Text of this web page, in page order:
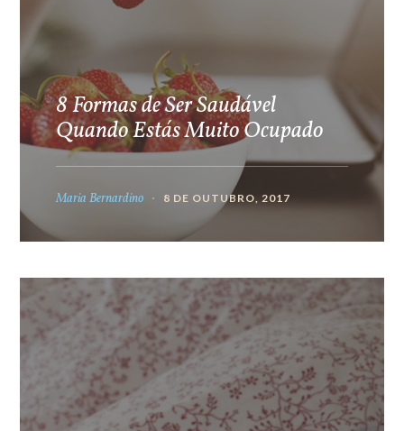
8 Formas de Ser Saudável
Quando Estás Muito Ocupado
Maria Bernardino 8 DE OUTUBRO, 2017